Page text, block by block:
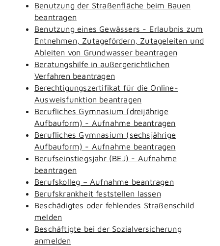
Benutzung der Straßenfläche beim Bauen
beantragen
Benutzung eines Gewässers - Erlaubnis zum
Entnehmen, Zutagefördern, Zutageleiten und
Ableiten von Grundwasser beantragen
Beratungshilfe in außergerichtlichen
Verfahren beantragen
Berechtigungszertifikat für die Online-
Ausweisfunktion beantragen
Berufliches Gymnasium (dreijährige
Aufbauform) - Aufnahme beantragen
Berufliches Gymnasium (sechsjährige
Aufbauform) - Aufnahme beantragen
Berufseinstiegsjahr (BEJ) - Aufnahme
beantragen
Berufskolleg – Aufnahme beantragen
Berufskrankheit feststellen lassen
Beschädigtes oder fehlendes Straßenschild
melden
Beschäftigte bei der Sozialversicherung
anmelden